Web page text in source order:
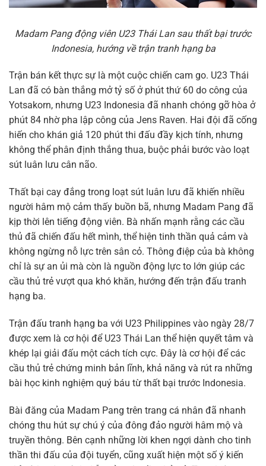
Madam Pang động viên U23 Thái Lan sau thất bại trước
Indonesia, hướng về trận tranh hạng ba
Trận bán kết thực sự là một cuộc chiến cam go. U23 Thái
Lan đã có bàn thắng mở tỷ số ở phút thứ 60 do công của
Yotsakorn, nhưng U23 Indonesia đã nhanh chóng gỡ hòa ở
phút 84 nhờ pha lập công của Jens Raven. Hai đội đã cống
hiến cho khán giả 120 phút thi đấu đầy kịch tính, nhưng
không thể phân định thắng thua, buộc phải bước vào loạt
sút luân lưu cân não.
Thất bại cay đắng trong loạt sút luân lưu đã khiến nhiều
người hâm mộ cảm thấy buồn bã, nhưng Madam Pang đã
kịp thời lên tiếng động viên. Bà nhấn mạnh rằng các cầu
thủ đã chiến đấu hết mình, thể hiện tinh thần quả cảm và
không ngừng nỗ lực trên sân cỏ. Thông điệp của bà không
chỉ là sự an ủi mà còn là nguồn động lực to lớn giúp các
cầu thủ trẻ vượt qua khó khăn, hướng đến trận đấu tranh
hạng ba.
Trận đấu tranh hạng ba với U23 Philippines vào ngày 28/7
được xem là cơ hội để U23 Thái Lan thể hiện quyết tâm và
khép lại giải đấu một cách tích cực. Đây là cơ hội để các
cầu thủ trẻ chứng minh bản lĩnh, khả năng và rút ra những
bài học kinh nghiệm quý báu từ thất bại trước Indonesia.
Bài đăng của Madam Pang trên trang cá nhân đã nhanh
chóng thu hút sự chú ý của đông đảo người hâm mộ và
truyền thông. Bên cạnh những lời khen ngợi dành cho tinh
thần thi đấu của đội tuyển, cũng xuất hiện một số ý kiến